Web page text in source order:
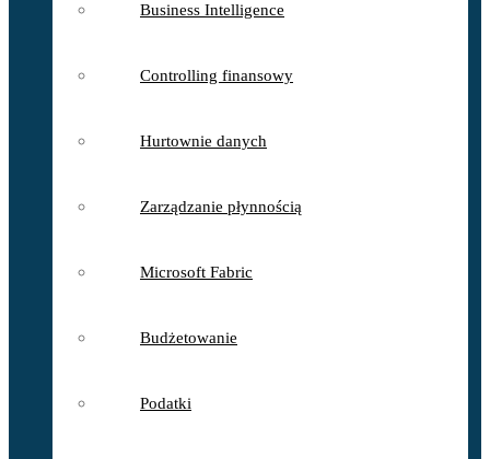
Business Intelligence
Controlling finansowy
Hurtownie danych
Zarządzanie płynnością
Microsoft Fabric
Budżetowanie
Podatki